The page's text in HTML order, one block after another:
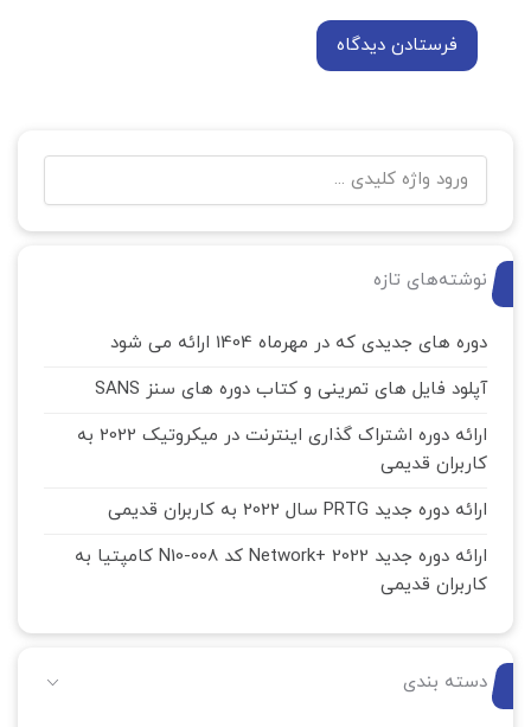
نوشته‌های تازه
دوره های جدیدی که در مهرماه 1404 ارائه می شود
آپلود فایل های تمرینی و کتاب دوره های سنز SANS
ارائه دوره اشتراک گذاری اینترنت در میکروتیک 2022 به
کاربران قدیمی
ارائه دوره جدید PRTG سال 2022 به کاربران قدیمی
ارائه دوره جدید Network+ 2022 کد N10-008 کامپتیا به
کاربران قدیمی
دسته بندی